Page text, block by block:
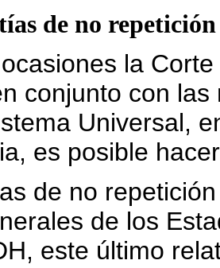
de no repetición
la Corte
conjunto con
Universal,
es posible
de no
de los
este último